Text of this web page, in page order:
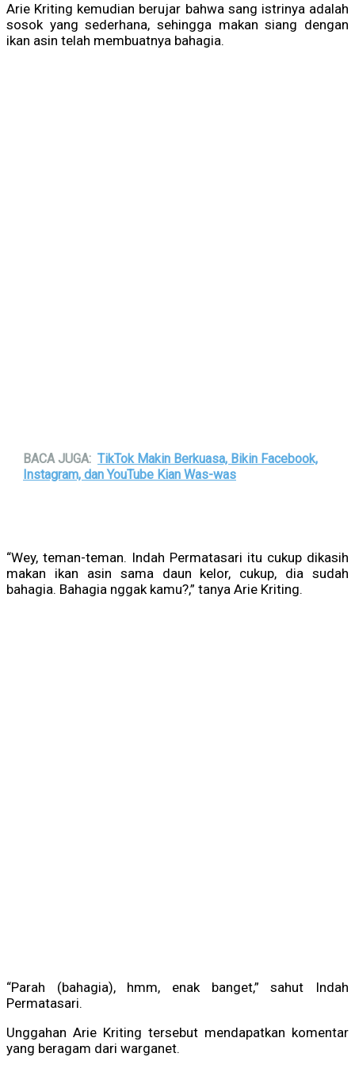
Arie Kriting kemudian berujar bahwa sang istrinya adalah
sosok yang sederhana, sehingga makan siang dengan
ikan asin telah membuatnya bahagia.
BACA JUGA: TikTok Makin Berkuasa, Bikin Facebook,
Instagram, dan YouTube Kian Was-was
“Wey, teman-teman. Indah Permatasari itu cukup dikasih
makan ikan asin sama daun kelor, cukup, dia sudah
bahagia. Bahagia nggak kamu?,” tanya Arie Kriting.
“Parah (bahagia), hmm, enak banget,” sahut Indah
Permatasari.
Unggahan Arie Kriting tersebut mendapatkan komentar
yang beragam dari warganet.